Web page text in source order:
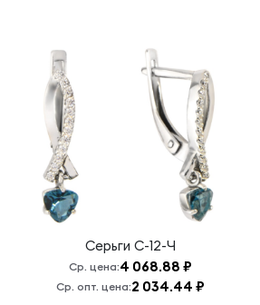
Серьги С-12-Ч
Ср. цена:4 068.88 ₽
Ср. опт. цена:2 034.44 ₽